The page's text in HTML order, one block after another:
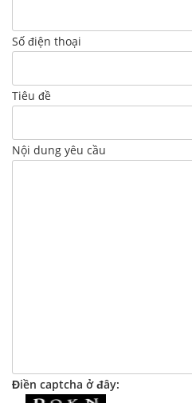
Số điện thoại
Tiêu đề
Nội dung yêu cầu
Điền captcha ở đây: